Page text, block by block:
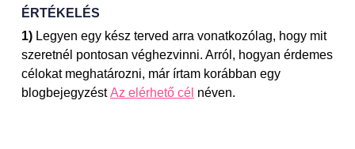
ÉRTÉKELÉS
1) Legyen egy kész terved arra vonatkozólag, hogy mit
szeretnél pontosan véghezvinni. Arról, hogyan érdemes
célokat meghatározni, már írtam korábban egy
blogbejegyzéstAz elérhető cél néven.